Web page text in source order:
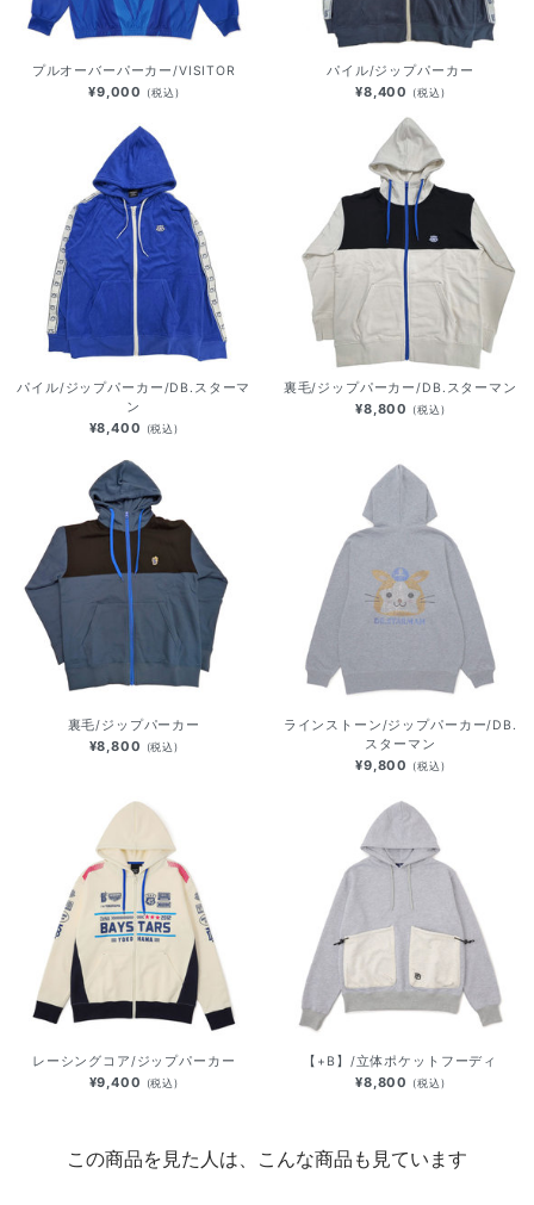
プルオーバーパーカー/VISITOR
¥9,000 (税込)
パイル/ジップパーカー
¥8,400 (税込)
パイル/ジップパーカー/DB.スターマ
ン
¥8,400 (税込)
裏毛/ジップパーカー/DB.スターマン
¥8,800 (税込)
裏毛/ジップパーカー
¥8,800 (税込)
ラインストーン/ジップパーカー/DB.
スターマン
¥9,800 (税込)
レーシングコア/ジップパーカー
¥9,400 (税込)
【+B】/立体ポケットフーディ
¥8,800 (税込)
この商品を見た人は、こんな商品も見ています